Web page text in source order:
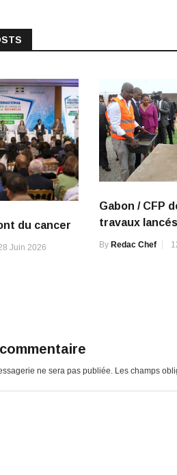
du cancer
Juin 2026
Gabon / CFP
travaux lancés
By Redac Chef
ne sera pas publiée. Les champs